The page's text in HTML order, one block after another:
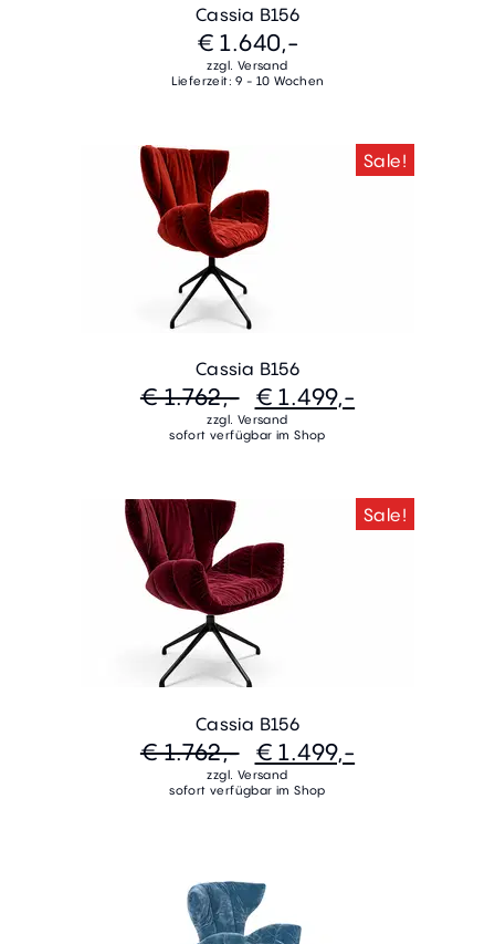
Cassia B156
€ 1.640,-
zzgl. Versand
Lieferzeit: 9 - 10 Wochen
Sale!
Cassia B156
€ 1.762,- € 1.499,-
zzgl. Versand
sofort verfügbar im Shop
Sale!
Cassia B156
€ 1.762,- € 1.499,-
zzgl. Versand
sofort verfügbar im Shop